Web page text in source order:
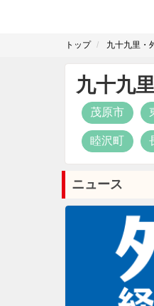
トップ 九十九里・
九十九
茂原市
睦沢町
ニュース